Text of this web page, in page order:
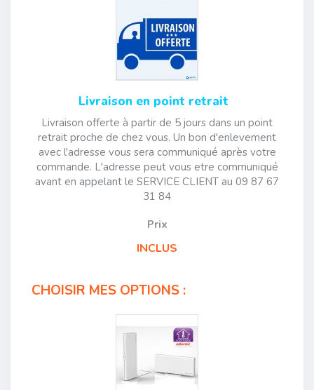
Livraison en point retrait
Livraison offerte à partir de 5 jours dans un point
retrait proche de chez vous. Un bon d'enlevement
avec l'adresse vous sera communiqué après votre
commande. L'adresse peut vous etre communiqué
avant en appelant le SERVICE CLIENT au 09 87 67
31 84
Prix
INCLUS
CHOISIR MES OPTIONS :